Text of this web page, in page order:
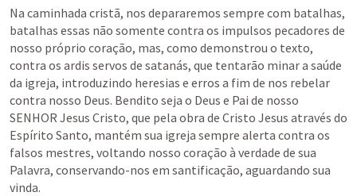
Na caminhada cristã, nos depararemos sempre com batalhas,
batalhas essas não somente contra os impulsos pecadores de
nosso próprio coração, mas, como demonstrou o texto,
contra os ardis servos de satanás, que tentarão minar a saúde
da igreja, introduzindo heresias e erros a fim de nos rebelar
contra nosso Deus. Bendito seja o Deus e Pai de nosso
SENHOR Jesus Cristo, que pela obra de Cristo Jesus através do
Espírito Santo, mantém sua igreja sempre alerta contra os
falsos mestres, voltando nosso coração à verdade de sua
Palavra, conservando-nos em santificação, aguardando sua
vinda.